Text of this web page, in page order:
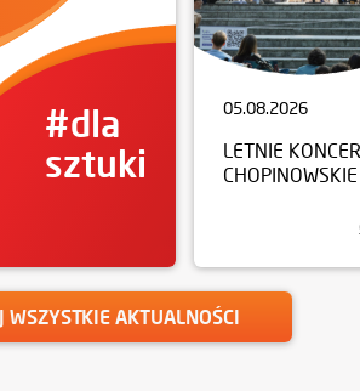
#dla
sztuki
05.08.2026
LETNIE
CHOPINOWSKIE
WSZYSTKIE AKTUALNOŚCI